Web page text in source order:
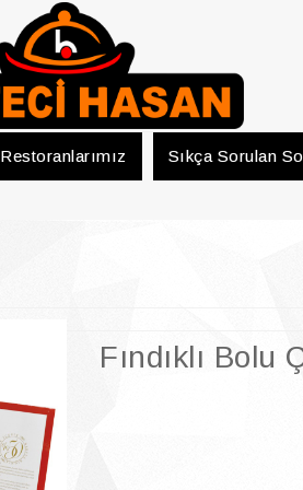
Restoranlarımız Sıkça Sorulan
Fındıklı Bolu